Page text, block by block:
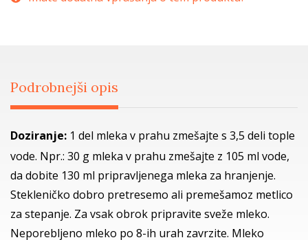
Podrobnejši opis
Doziranje: 1 del mleka v prahu zmešajte s 3,5 deli tople
vode. Npr.: 30 g mleka v prahu zmešajte z 105 ml vode,
da dobite 130 ml pripravljenega mleka za hranjenje.
Stekleničko dobro pretresemo ali premešamoz metlico
za stepanje. Za vsak obrok pripravite sveže mleko.
Neporebljeno mleko po 8-ih urah zavrzite. Mleko